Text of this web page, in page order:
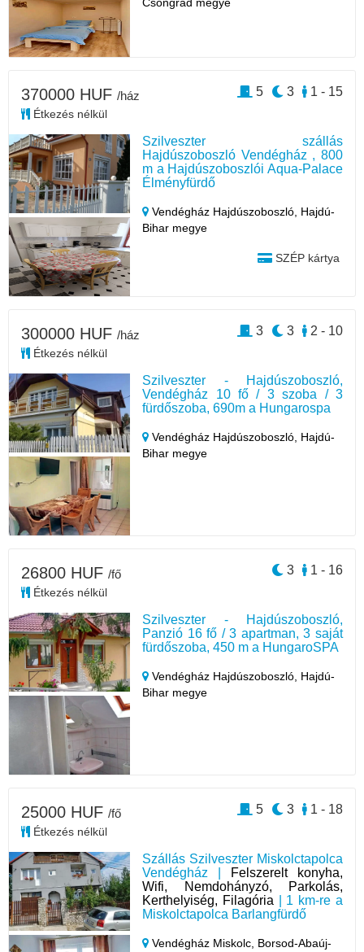
Szilveszter szállás
Hajdúszoboszló Vendégház , 800
m a Hajdúszoboszlói Aqua-Palace
Élményfürdő
Vendégház Hajdúszoboszló, Hajdú-
Bihar megye
SZÉP kártya
370000 HUF /ház
Étkezés nélkül
1 - 15
3
5
Szilveszter - Hajdúszoboszló,
Vendégház 10 fő / 3 szoba / 3
fürdőszoba, 690m a Hungarospa
Vendégház Hajdúszoboszló, Hajdú-
Bihar megye
300000 HUF /ház
Étkezés nélkül
2 - 10
3
3
Szilveszter - Hajdúszoboszló,
Panzió 16 fő / 3 apartman, 3 saját
fürdőszoba, 450 m a HungaroSPA
Vendégház Hajdúszoboszló, Hajdú-
Bihar megye
26800 HUF /fő
Étkezés nélkül
1 - 16
3
Szállás Szilveszter Miskolctapolca
Vendégház |
Felszerelt konyha,
Wifi, Nemdohányzó, Parkolás,
Kerthelyiség, Filagória | 1 km-re a
Miskolctapolca Barlangfürdő
Vendégház Miskolc, Borsod-Abaúj-
25000 HUF /fő
Étkezés nélkül
1 - 18
3
5